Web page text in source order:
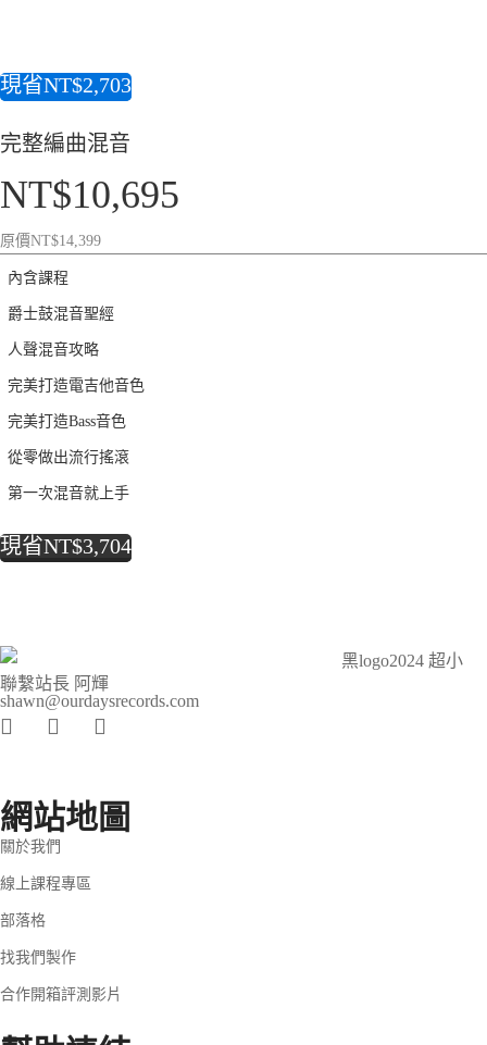
現省NT$2,703
完整編曲混音
NT$10,695
原價NT$14,399
內含課程
爵士鼓混音聖經
人聲混音攻略
完美打造電吉他音色
完美打造Bass音色
從零做出流行搖滾
第一次混音就上手
現省NT$3,704
聯繫站長 阿輝
shawn@ourdaysrecords.com
網站地圖
關於我們
線上課程專區
部落格
找我們製作
合作開箱評測影片